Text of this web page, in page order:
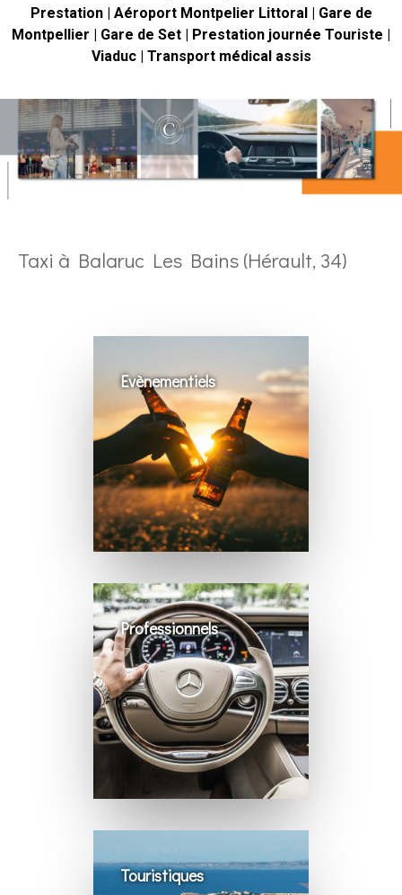
Prestation | Aéroport Montpelier Littoral | Gare de
Montpellier | Gare de Set | Prestation journée Touriste |
Viaduc | Transport médical assis
Taxi à Balaruc Les Bains (Hérault, 34)
Evènementiels
Professionnels
Touristiques